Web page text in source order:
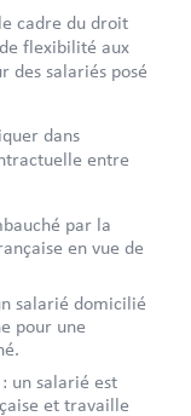
cadre du droit
flexibilité aux
des salariés posé
dans
entre
par la
en vue de
salarié domicilié
pour une
un salarié est
et travaille